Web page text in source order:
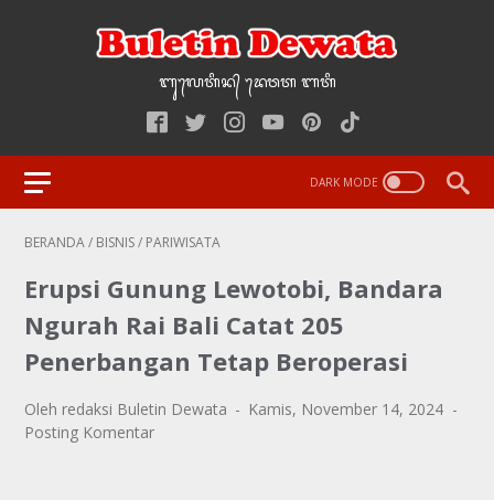
ᬩᬸ᭢ᬮᬢᬶᬦ᭄‌ ᭢ᬤᬯᬢ‌‌‌ ᬩᬢᬶ
BERANDA/ BISNIS/ PARIWISATA
Erupsi Gunung Lewotobi, Bandara
Ngurah Rai Bali Catat 205
Penerbangan Tetap Beroperasi
Oleh redaksi Buletin Dewata
Kamis, November 14, 2024
Posting Komentar